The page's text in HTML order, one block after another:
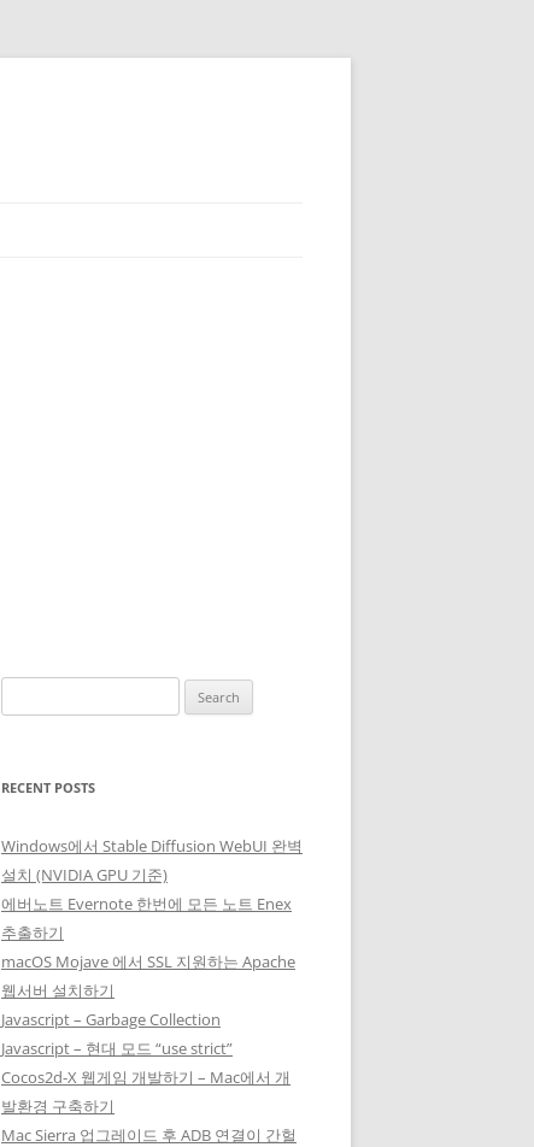
for:
RECENT POSTS
Windows에서 Stable Diffusion WebUI 완벽
설치 (NVIDIA GPU 기준)
에버노트 Evernote 한번에 모든 노트 Enex
추출하기
macOS Mojave 에서 SSL 지원하는 Apache
웹서버 설치하기
Javascript – Garbage Collection
Javascript – 현대 모드 “use strict”
Cocos2d-X 웹게임 개발하기 – Mac에서 개
발환경 구축하기
Mac Sierra 업그레이드 후 ADB 연결이 간헐